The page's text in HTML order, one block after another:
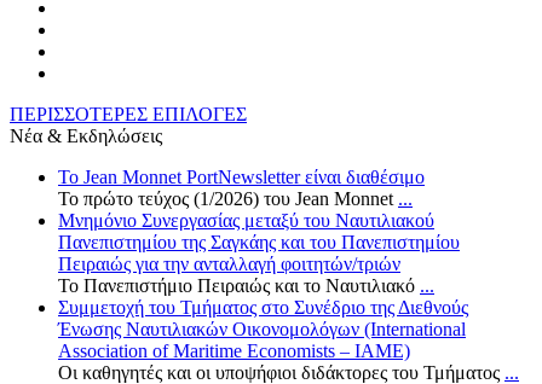
ΠΕΡΙΣΣΟΤΕΡΕΣ ΕΠΙΛΟΓΕΣ
Νέα & Εκδηλώσεις
Το Jean Monnet PortNewsletter είναι διαθέσιμο
Το πρώτο τεύχος (1/2026) του Jean Monnet ...
Μνημόνιο Συνεργασίας μεταξύ του Ναυτιλιακού
Πανεπιστημίου της Σαγκάης και του Πανεπιστημίου
Πειραιώς για την ανταλλαγή φοιτητών/τριών
Το Πανεπιστήμιο Πειραιώς και το Ναυτιλιακό ...
Συμμετοχή του Τμήματος στο Συνέδριο της Διεθνούς
Ένωσης Ναυτιλιακών Οικονομολόγων (International
Association of Maritime Economists – IAME)
Οι καθηγητές και οι υποψήφιοι διδάκτορες του Τμήματος ...